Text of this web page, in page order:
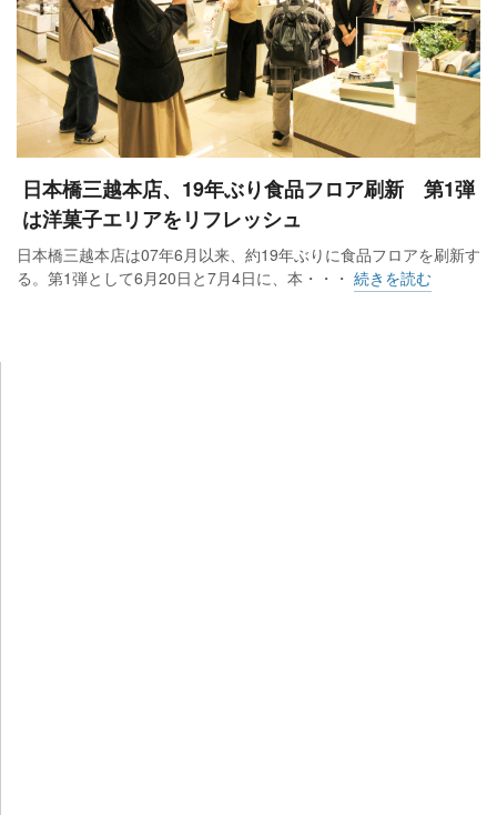
日本橋三越本店、19年ぶり食品フロア刷新 第1弾
は洋菓子エリアをリフレッシュ
日本橋三越本店は07年6月以来、約19年ぶりに食品フロアを刷新す
る。第1弾として6月20日と7月4日に、本・・・ 続きを読む